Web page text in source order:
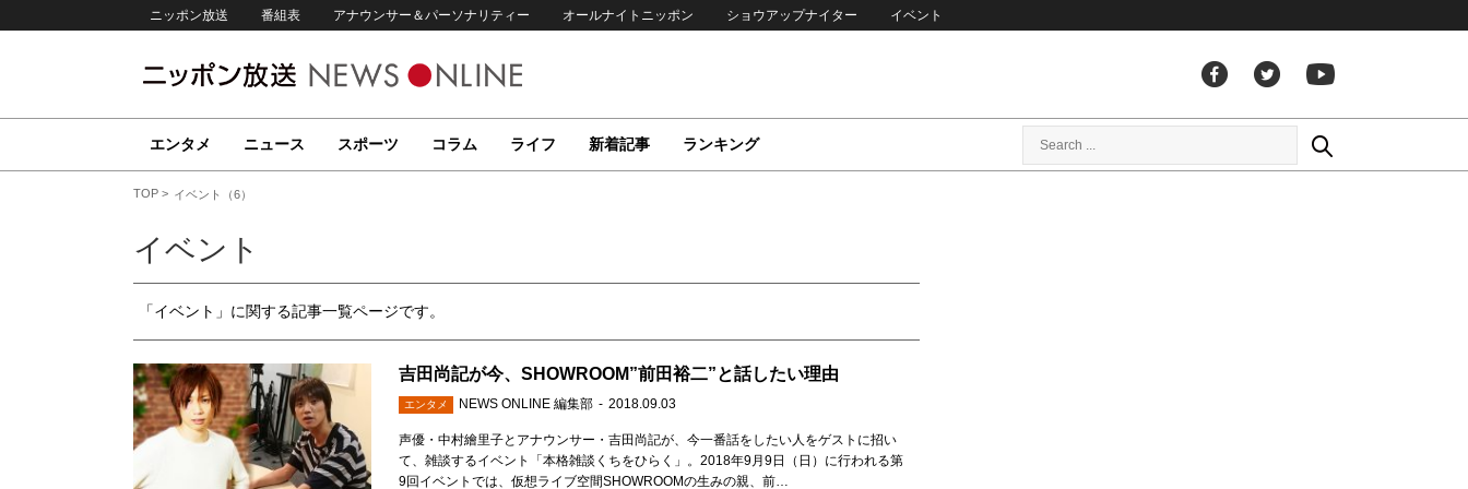
ニッポン放送 番組表 アナウンサー＆パーソナリティー オールナイトニッポン ショウアップナイター イベント
エンタメ ニュース スポーツ コラム ライフ 新着記事 ランキング
TOP イベント（6）
イベント
「イベント」に関する記事一覧ページです。
吉田尚記が今、SHOWROOM”前田裕二”と話したい理由
エンタメ NEWS ONLINE 編集部 2018.09.03
声優・中村繪里子とアナウンサー・吉田尚記が、今一番話をしたい人をゲストに招い
て、雑談するイベント「本格雑談くちをひらく」。2018年9月9日（日）に行われる第
9回イベントでは、仮想ライブ空間SHOWROOMの生みの親、前…